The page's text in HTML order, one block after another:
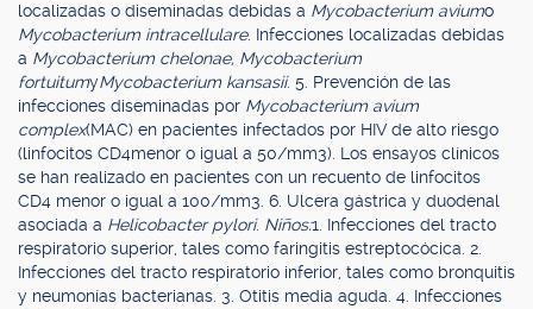
localizadas o diseminadas debidas a Mycobacterium aviumo
Mycobacterium intracellulare. Infecciones localizadas debidas
a Mycobacterium chelonae, Mycobacterium
fortuitumyMycobacterium kansasii. 5. Prevención de las
infecciones diseminadas por Mycobacterium avium
complex(MAC) en pacientes infectados por HIV de alto riesgo
(linfocitos CD4menor o igual a 50/mm3). Los ensayos clínicos
se han realizado en pacientes con un recuento de linfocitos
CD4 menor o igual a 100/mm3. 6. Ulcera gástrica y duodenal
asociada a Helicobacter pylori. Niños:1. Infecciones del tracto
respiratorio superior, tales como faringitis estreptocócica. 2.
Infecciones del tracto respiratorio inferior, tales como bronquitis
y neumonías bacterianas. 3. Otitis media aguda. 4. Infecciones